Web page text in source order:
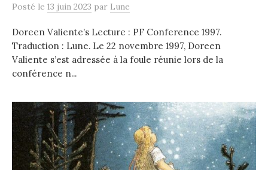
Posté le 13 juin 2023 par Lune
Doreen Valiente’s Lecture : PF Conference 1997.
Traduction : Lune. Le 22 novembre 1997, Doreen
Valiente s’est adressée à la foule réunie lors de la
conférence n...